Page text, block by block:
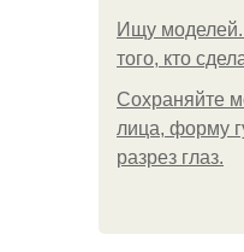
Ищу
того, кто
Сохраняйте
лица, форму
разрез глаз.